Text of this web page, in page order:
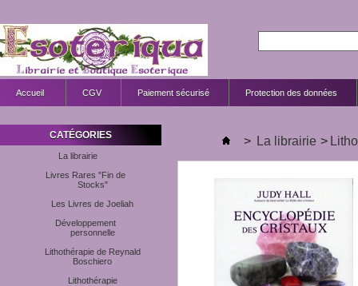
Accueil CGV Paiement sécurisé Protection des données
CATÉGORIES
La librairie
Livres Rares "Fin de
Stocks"
Les Livres de Joeliah
Développement
personnelle
Lithothérapie de Reynald
Boschiero
Lithothérapie
> La librairie >